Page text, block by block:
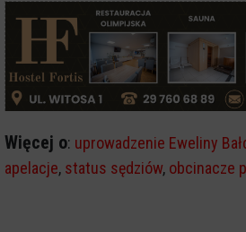
Więcej o: uprowadzenie Eweliny
apelacje, status sędziów, obcinacze